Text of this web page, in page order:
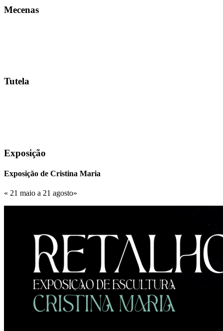
Mecenas
Tutela
Exposição
Exposição de Cristina Maria
« 21 maio a 21 agosto»